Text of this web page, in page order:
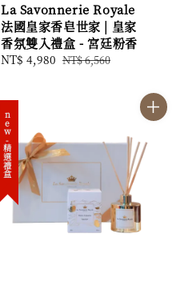
La Savonnerie Royale
法國皇家香皂世家 | 皇家
香氛雙入禮盒 - 宮廷粉香
Sale
NT$ 4,980 Regular
NT$ 6,560
new-精選禮盒